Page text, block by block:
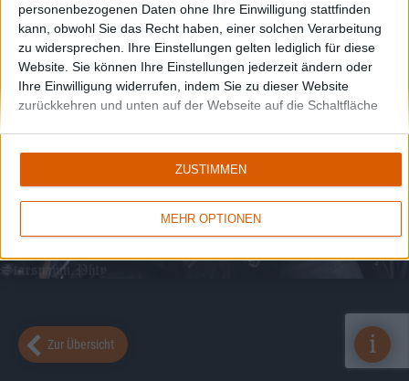
personenbezogenen Daten ohne Ihre Einwilligung stattfinden
kann, obwohl Sie das Recht haben, einer solchen Verarbeitung
zu widersprechen. Ihre Einstellungen gelten lediglich für diese
Website. Sie können Ihre Einstellungen jederzeit ändern oder
Ihre Einwilligung widerrufen, indem Sie zu dieser Website
zurückkehren und unten auf der Webseite auf die Schaltfläche
MEHR OPTIONEN
ZUSTIMMEN
Zur Übersicht i